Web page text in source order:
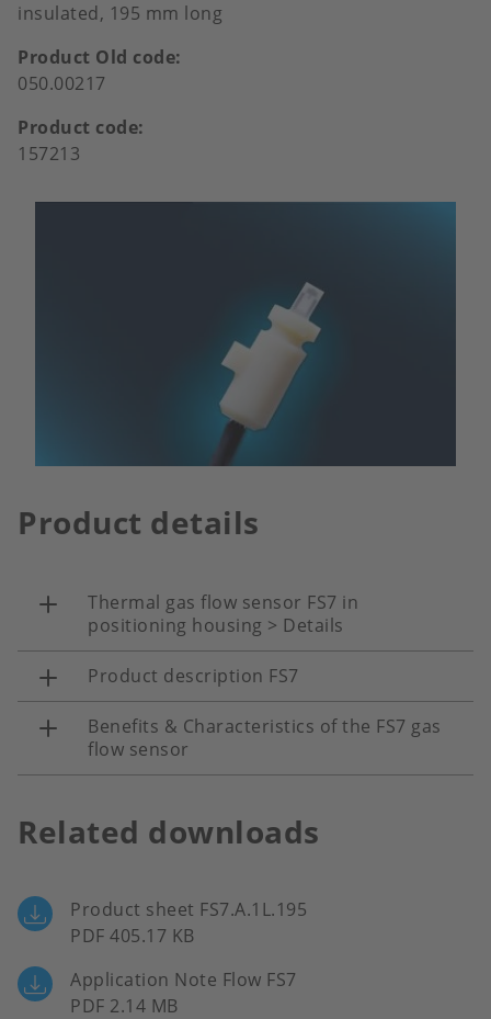
insulated, 195 mm long
Product Old code
050.00217
Product code
157213
Product details
Thermal gas flow sensor FS7 in
positioning housing > Details
Product description FS7
Benefits & Characteristics of the FS7 gas
flow sensor
Related downloads
Product sheet FS7.A.1L.195
PDF 405.17 KB
Application Note Flow FS7
PDF 2.14 MB